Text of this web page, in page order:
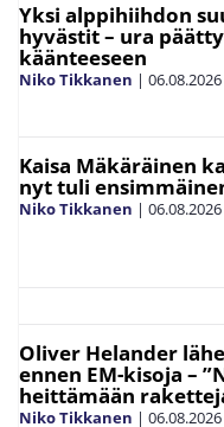
Yksi alppihiihdon
hyvästit – ura
käänteeseen
Niko Tikkanen | 06.08.2026
Kaisa Mäkäräinen
nyt tuli
Niko Tikkanen | 06.08.2026
Oliver Helander
ennen EM-kisoja –
heittämään
Niko Tikkanen | 06.08.2026